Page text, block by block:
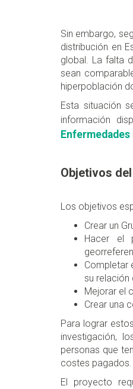
Sin embargo,
distribución en
global. La falta
sean
hiperpoblación
Esta situación
información
Enfermedades
Objetivos
Los objetivos
Crear un
Hacer el
Completar
su relación
Mejorar el
Crear una
Para lograr
investigación,
personas que
costes
El proyecto